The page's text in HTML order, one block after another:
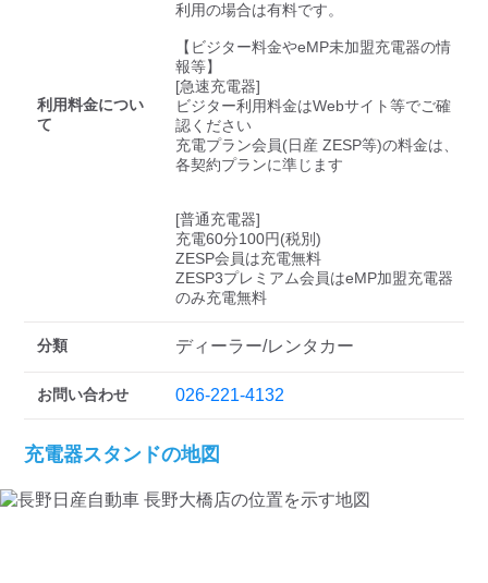
利用料金につい
て
利用の場合は有料です。
【ビジター料金やeMP未加盟充電器の情
報等】
[急速充電器]
ビジター利用料金はWebサイト等でご確
認ください
充電プラン会員(日産 ZESP等)の料金は、
各契約プランに準じます
[普通充電器]
充電60分100円(税別)
ZESP会員は充電無料
ZESP3プレミアム会員はeMP加盟充電器
のみ充電無料
分類 ディーラー/レンタカー
お問い合わせ 026-221-4132
充電器スタンドの地図